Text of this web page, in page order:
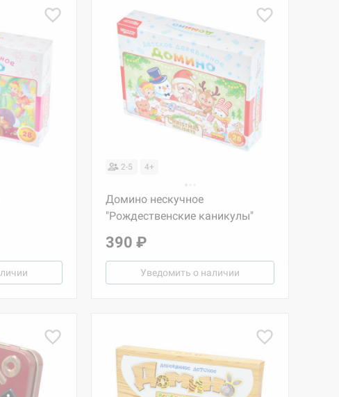
2-5 4+
Домино нескучное
"Рождественские каникулы"
390 ₽
Уведомить о наличии